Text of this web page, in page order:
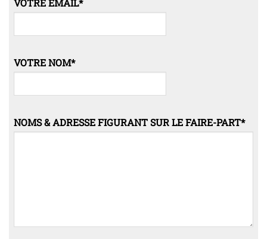
VOTRE NOM*
NOMS & ADRESSE FIGURANT SUR LE FAIRE-PART*